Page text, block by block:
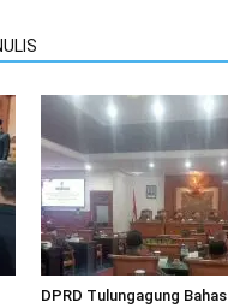
DPRD Tulungagung Bahas